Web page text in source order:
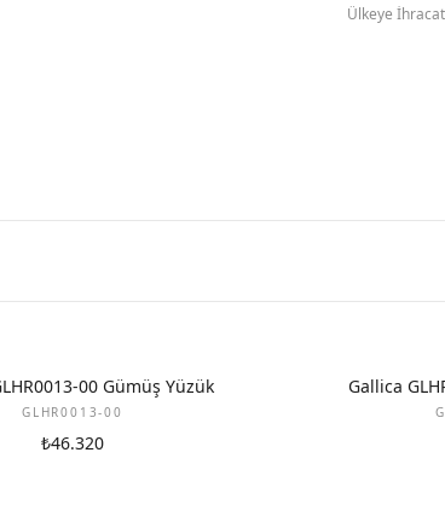
Ülkeye İhracat
00 Gümüş Yüzük
GLHR0013-00
₺46.320
Gallica